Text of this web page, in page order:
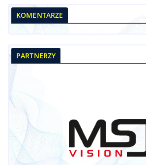
KOMENTARZE
PARTNERZY